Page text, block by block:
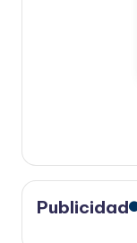
Publicidad